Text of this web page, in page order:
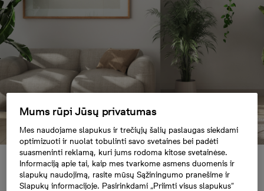
Kaip sutaupyti namų buityje?
Mums rūpi Jūsų privatumas
Mes naudojame slapukus ir trečiųjų šalių paslaugas siekdami
optimizuoti ir nuolat tobulinti savo svetaines bei padėti
suasmeninti reklamą, kuri jums rodoma kitose svetainėse.
Informaciją apie tai, kaip mes tvarkome asmens duomenis ir
slapukų naudojimą, rasite mūsų Sąžiningumo pranešime ir
Slapukų informacijoje. Pasirinkdami „Priimti visus slapukus“